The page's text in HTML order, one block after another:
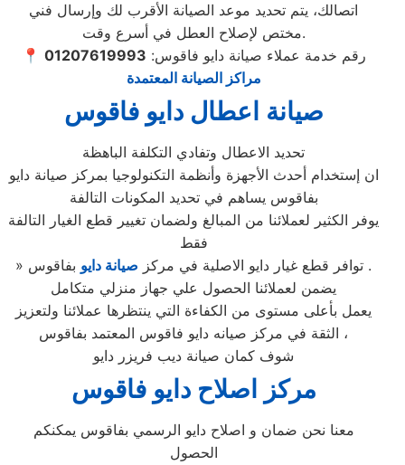
اتصالك، يتم تحديد موعد الصيانة الأقرب لك وإرسال فني
مختص لإصلاح العطل في أسرع وقت.
📍 رقم خدمة عملاء صيانة دايو فاقوس: 01207619993
مراكز الصيانة المعتمدة
صيانة اعطال دايو فاقوس
تحديد الاعطال وتفادي التكلفة الباهظة
ان إستخدام أحدث الأجهزة وأنظمة التكنولوجيا بمركز صيانة دايو
بفاقوس يساهم في تحديد المكونات التالفة
يوفر الكثير لعملائنا من المبالغ ولضمان تغيير قطع الغيار التالفة
فقط
» توافر قطع غيار دايو الاصلية في مركز صيانة دايو
بفاقوس .
يضمن لعملائنا الحصول علي جهاز منزلي متكامل
يعمل بأعلى مستوى من الكفاءة التي ينتظرها عملائنا ولتعزيز
الثقة في مركز صيانه دايو فاقوس المعتمد بفاقوس ،
شوف كمان صيانة ديب فريزر دايو
مركز اصلاح دايو فاقوس
معنا نحن ضمان و اصلاح دايو الرسمي بفاقوس يمكنكم
الحصول